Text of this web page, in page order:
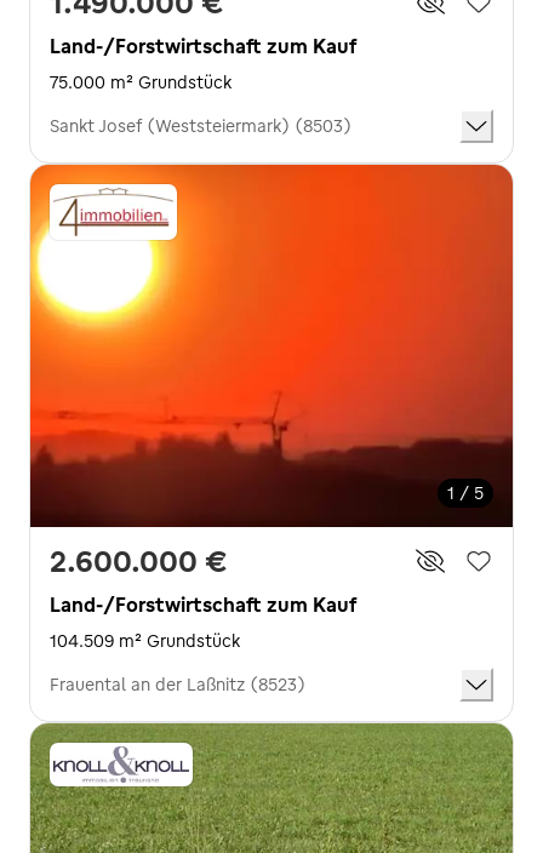
Land-/Forstwirtschaft zum Kauf
75.000 m² Grundstück
Sankt Josef (Weststeiermark) (8503)
1 / 5
2.600.000 €
Land-/Forstwirtschaft zum Kauf
104.509 m² Grundstück
Frauental an der Laßnitz (8523)